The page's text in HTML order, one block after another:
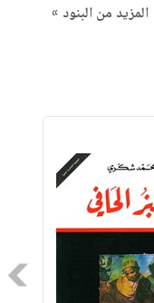
المزيد من البنود »